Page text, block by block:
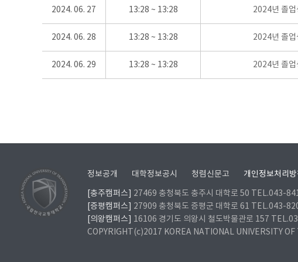
2024. 06. 27 13:28 ~ 13:28 2024년 졸업
2024. 06. 28 13:28 ~ 13:28 2024년 졸업
2024. 06. 29 13:28 ~ 13:28 2024년 졸업
정보공개 대학정보공시 청렴신문고 개인정보처리방
[충주캠퍼스]
27469 충청북도 충주시 대학로 50 TEL.043-
[증평캠퍼스]
27909 충청북도 증평군 대학로 61 TEL.043-
[의왕캠퍼스]
16106 경기도 의왕시 철도박물관로 157
COPYRIGHT(c)2017 KOREA NATIONAL UNIVERSITY